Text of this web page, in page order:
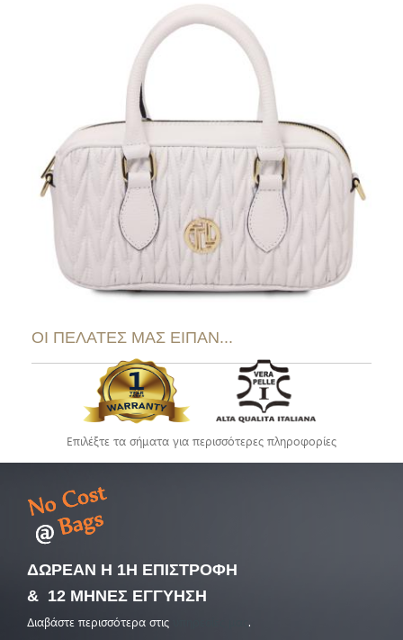
ΟΙ ΠΕΛΑΤΕΣ ΜΑΣ ΕΙΠΑΝ...
Επιλέξτε τα σήματα για περισσότερες πληροφορίες
ΔΩΡΕΑΝ Η 1Η ΕΠΙΣΤΡΟΦΗ
& 12 ΜΗΝΕΣ ΕΓΓΥΗΣΗ
Διαβάστε περισσότερα στις .